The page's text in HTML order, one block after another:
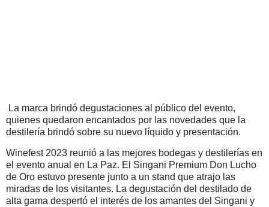
La marca brindó degustaciones al público del evento,
quienes quedaron encantados por las novedades que la
destilería brindó sobre su nuevo líquido y presentación.
Winefest 2023 reunió a las mejores bodegas y destilerías en
el evento anual en La Paz. El Singani Premium Don Lucho
de Oro estuvo presente junto a un stand que atrajo las
miradas de los visitantes. La degustación del destilado de
alta gama despertó el interés de los amantes del Singani y